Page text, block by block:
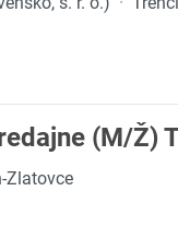
(M/Ž)
Zlatovce